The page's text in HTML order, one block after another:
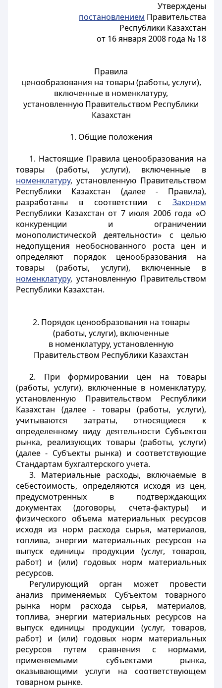
Утверждены
постановлением Правительства
Республики Казахстан
от 16 января 2008 года № 18
Правила
ценообразования на товары (работы, услуги),
включенные в номенклатуру,
установленную Правительством Республики
Казахстан
1. Общие положения
1. Настоящие Правила ценообразования на
товары (работы, услуги), включенные в
номенклатуру, установленную Правительством
Республики Казахстан (далее - Правила),
разработаны в соответствии с Законом
Республики Казахстан от 7 июля 2006 года «О
конкуренции и ограничении
монополистической деятельности» с целью
недопущения необоснованного роста цен и
определяют порядок ценообразования на
товары (работы, услуги), включенные в
номенклатуру, установленную Правительством
Республики Казахстан.
2. Порядок ценообразования на товары
(работы, услуги), включенные
в номенклатуру, установленную
Правительством Республики Казахстан
2. При формировании цен на товары
(работы, услуги), включенные в номенклатуру,
установленную Правительством Республики
Казахстан (далее - товары (работы, услуги),
учитываются затраты, относящиеся к
определенному виду деятельности Субъектов
рынка, реализующих товары (работы, услуги)
(далее - Субъекты рынка) и соответствующие
Стандартам бухгалтерского учета.
3. Материальные расходы, включаемые в
себестоимость, определяются исходя из цен,
предусмотренных в подтверждающих
документах (договоры, счета-фактуры) и
физического объема материальных ресурсов
исходя из норм расхода сырья, материалов,
топлива, энергии материальных ресурсов на
выпуск единицы продукции (услуг, товаров,
работ) и (или) годовых норм материальных
ресурсов.
Регулирующий орган может провести
анализ применяемых Субъектом товарного
рынка норм расхода сырья, материалов,
топлива, энергии материальных ресурсов на
выпуск единицы продукции (услуг, товаров,
работ) и (или) годовых норм материальных
ресурсов путем сравнения с нормами,
применяемыми субъектами рынка,
оказывающими услуги на соответствующем
товарном рынке.